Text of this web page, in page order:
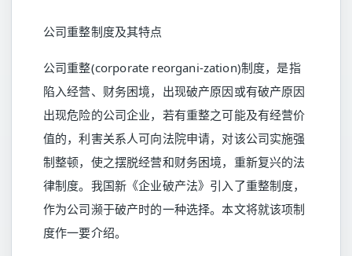
公司重整制度及其特点
公司重整(corporate reorgani-zation)制度，是指
陷入经营、财务困境，出现破产原因或有破产原因
出现危险的公司企业，若有重整之可能及有经营价
值的，利害关系人可向法院申请，对该公司实施强
制整顿，使之摆脱经营和财务困境，重新复兴的法
律制度。我国新《企业破产法》引入了重整制度，
作为公司濒于破产时的一种选择。本文将就该项制
度作一要介绍。